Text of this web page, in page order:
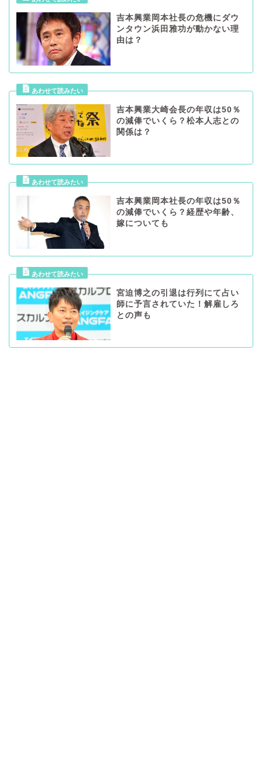
吉本興業岡本社長の危機にダウ
ンタウン浜田雅功が動かない理
由は？
吉本興業大崎会長の年収は50％
の減俸でいくら？松本人志との
関係は？
吉本興業岡本社長の年収は50％
の減俸でいくら？経歴や年齢、
嫁についても
宮迫博之の引退は行列にて占い
師に予言されていた！解雇しろ
との声も